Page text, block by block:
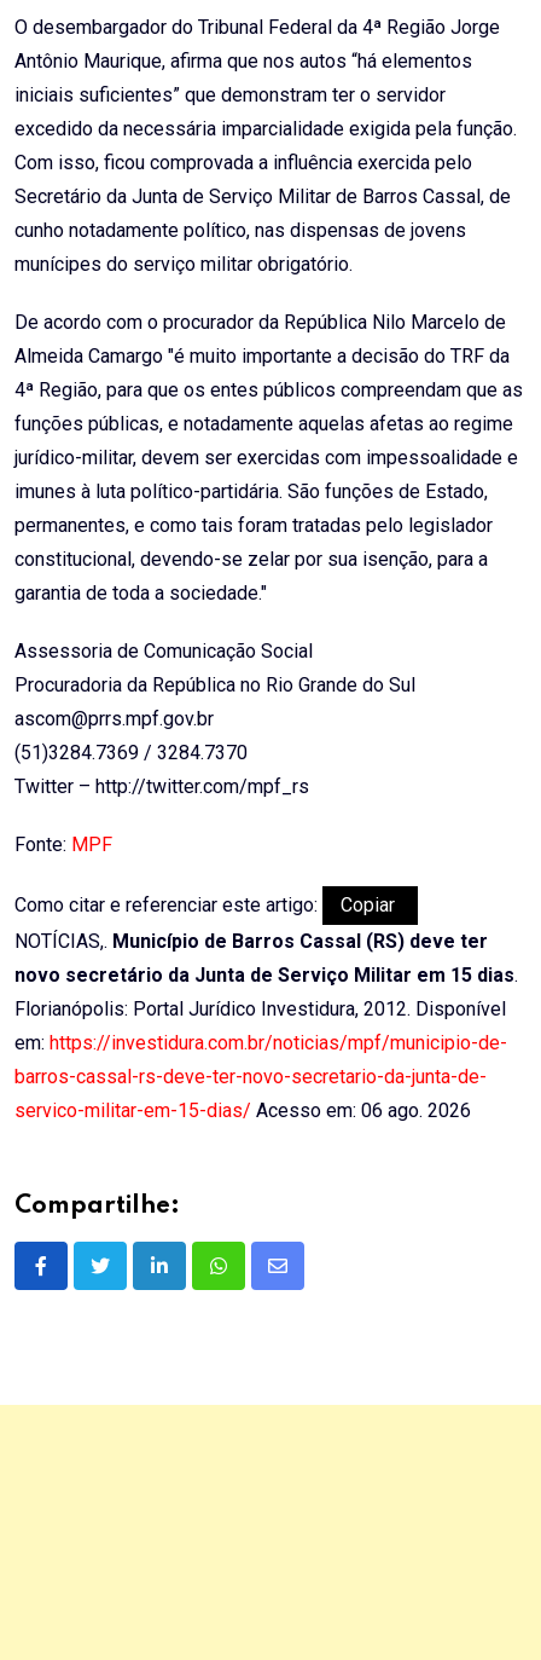
O desembargador do Tribunal Federal da 4ª Região Jorge
Antônio Maurique, afirma que nos autos “há elementos
iniciais suficientes” que demonstram ter o servidor
excedido da necessária imparcialidade exigida pela função.
Com isso, ficou comprovada a influência exercida pelo
Secretário da Junta de Serviço Militar de Barros Cassal, de
cunho notadamente político, nas dispensas de jovens
munícipes do serviço militar obrigatório.
De acordo com o procurador da República Nilo Marcelo de
Almeida Camargo "é muito importante a decisão do TRF da
4ª Região, para que os entes públicos compreendam que as
funções públicas, e notadamente aquelas afetas ao regime
jurídico-militar, devem ser exercidas com impessoalidade e
imunes à luta político-partidária. São funções de Estado,
permanentes, e como tais foram tratadas pelo legislador
constitucional, devendo-se zelar por sua isenção, para a
garantia de toda a sociedade."
Assessoria de Comunicação Social
Procuradoria da República no Rio Grande do Sul
ascom@prrs.mpf.gov.br
(51)3284.7369 / 3284.7370
Twitter – http://twitter.com/mpf_rs
Fonte: MPF
Como citar e referenciar este artigo:
Copiar
NOTÍCIAS,. Município de Barros Cassal (RS) deve ter
novo secretário da Junta de Serviço Militar em 15 dias.
Florianópolis: Portal Jurídico Investidura, 2012. Disponível
em: https://investidura.com.br/noticias/mpf/municipio-de-
barros-cassal-rs-deve-ter-novo-secretario-da-junta-de-
servico-militar-em-15-dias/ Acesso em: 06 ago. 2026
Compartilhe:
LinkedInWhatsappShare